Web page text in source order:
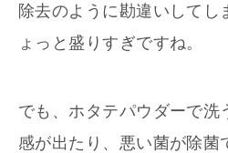
除去のように勘違いしてし
ょっと盛りすぎですね。
でも、ホタテパウダーで洗
感が出たり、悪い菌が除菌